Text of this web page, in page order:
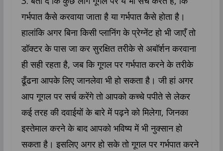
गर्भपात कैसे करवाया जाता है या गर्भपात कैसे होता है।
हालांकि अगर बिना किसी प्लानिंग के प्रेग्नेंट हो भी जाएँ तो
डॉक्टर के पास जा कर सुरक्षित तरीके से अबॉर्शन करवाना
ही सही रहता है, जब कि गूगल पर गर्भपात करने के तरीके
ढूँढना आपके लिए जानलेवा भी हो सकता है। जी हां अगर
आप गूगल पर सर्च करेंगे तो आपको कच्चे पपीते से लेकर
कई तरह की दवाईयों के बारे में पढ़ने को मिलेगा, जिनका
इस्तेमाल करने के बाद आपको भविष्य में भी नुक्सान हो
सकता है। इसलिए अगर हो सके तो गूगल पर गर्भपात करने